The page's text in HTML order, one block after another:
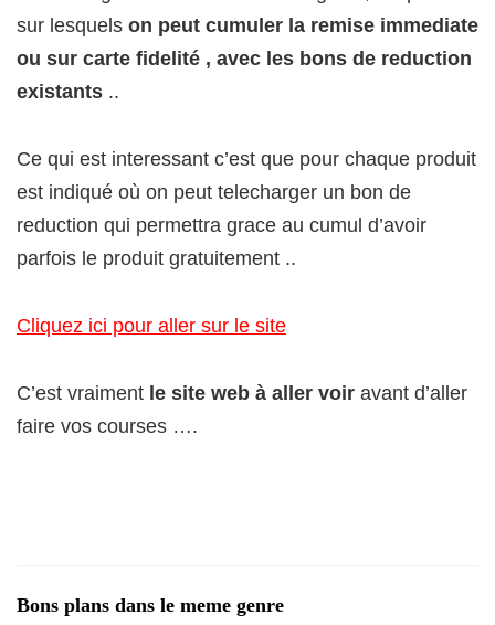
sur lesquels on peut cumuler la remise immediate
ou sur carte fidelité , avec les bons de reduction
existants ..
Ce qui est interessant c’est que pour chaque produit
est indiqué où on peut telecharger un bon de
reduction qui permettra grace au cumul d’avoir
parfois le produit gratuitement ..
Cliquez ici pour aller sur le site
C’est vraiment le site web à aller voir avant d’aller
faire vos courses ….
Bons plans dans le meme genre